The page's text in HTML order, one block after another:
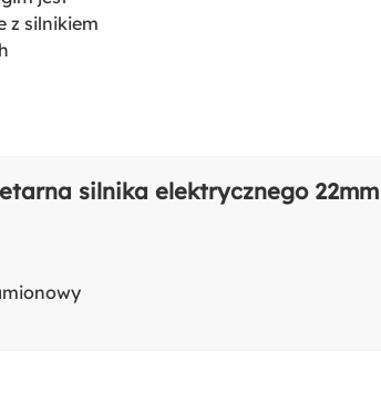
z silnikiem
silnika elektrycznego 22mm